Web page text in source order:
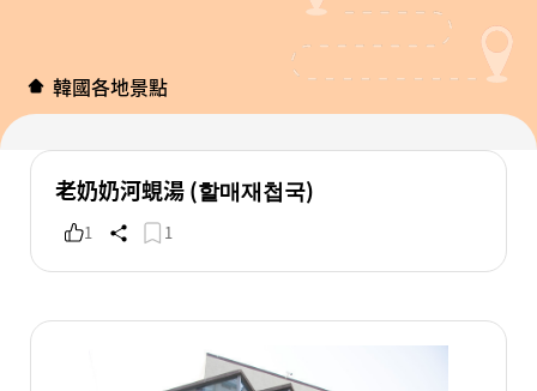
韓國各地景點
老奶奶河蜆湯 (할매재첩국)
1 1